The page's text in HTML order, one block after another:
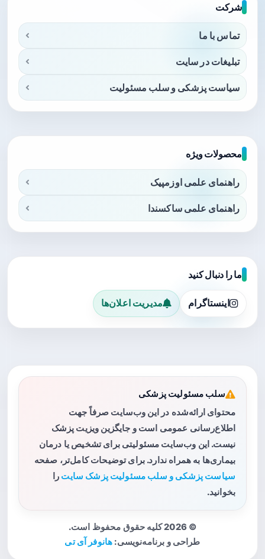
شرکت
تماس با ما
تبلیغات در سایت
سیاست پزشکی و سلب مسئولیت
محصولات ویژه
راهنمای علمی اوزمپیک
راهنمای علمی ساکسندا
ما را دنبال کنید
اینستاگرام مدیریت اعلان‌ها
سلب مسئولیت پزشکی
محتوای ارائه‌شده در این وب‌سایت صرفاً جهت
اطلاع‌رسانی عمومی است و جایگزین ویزیت پزشک
نیست. این وب‌سایت مسئولیتی برای تشخیص یا درمان
بیماری‌ها به همراه ندارد. برای توضیحات کامل‌تر، صفحه
سیاست پزشکی و سلب مسئولیت پزشک سایت را
بخوانید.
© 2026 کلیه حقوق محفوظ است.
طراحی و برنامه‌نویسی: هانوفر آی تی